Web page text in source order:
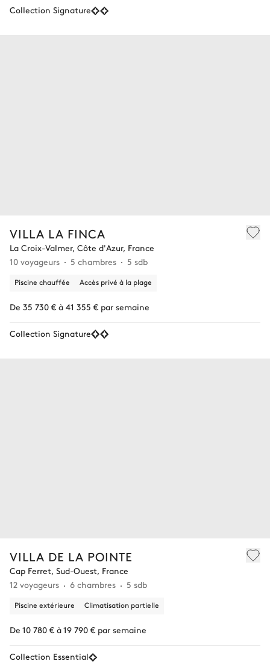
Collection Signature
VILLA LA FINCA
La Croix-Valmer, Côte d'Azur, France
10 voyageurs
5 chambres 5 sdb
Piscine chauffée Accès privé à la plage
De 35 730 € à 41 355 € par semaine
Collection Signature
VILLA DE LA POINTE
Cap Ferret, Sud-Ouest, France
12 voyageurs
6 chambres 5 sdb
Piscine extérieure Climatisation partielle
De 10 780 € à 19 790 € par semaine
Collection Essential